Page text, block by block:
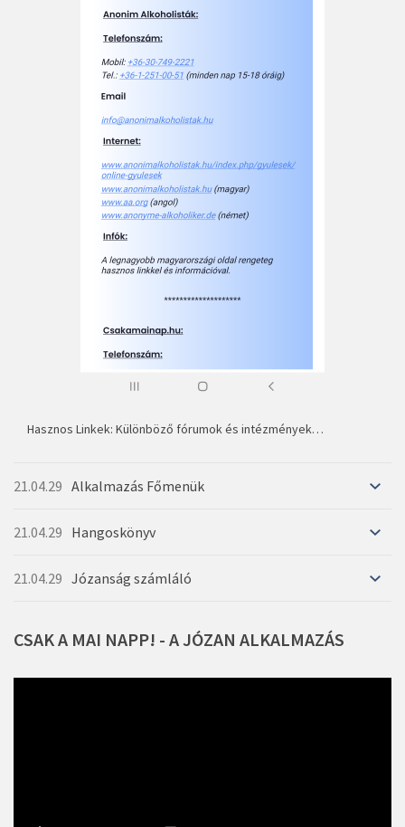
Hasznos Linkek: Különböző fórumok és intézmények…
21.04.29 Alkalmazás Főmenük
21.04.29 Hangoskönyv
21.04.29 Józanság számláló
CSAKA MAI NAPP! - A JÓZAN ALKALMAZÁS